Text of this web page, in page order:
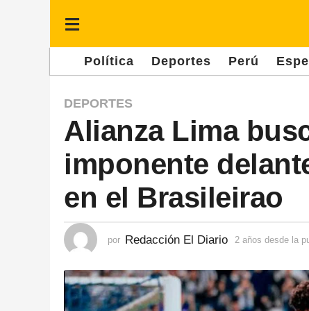
Política Deportes Perú
2
a
ñ
d
e
s
d
e
DEPORTES
Alianza Lima
imponente
en el Brasileirao
por Redacción El Diario 2 años desde la